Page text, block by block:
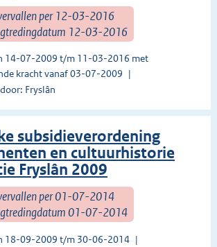
per 12-03-2016
12-03-2016
14-07-2009 t/m 11-03-2016 met
kracht vanaf 03-07-2009
Fryslân
subsidieverordening
en cultuurhistorie
Fryslân 2009
per 01-07-2014
01-07-2014
18-09-2009 t/m 30-06-2014